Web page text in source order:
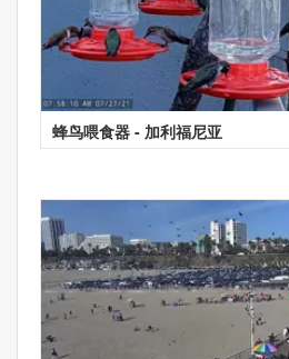
蜂鸟喂食器 - 加利福尼亚